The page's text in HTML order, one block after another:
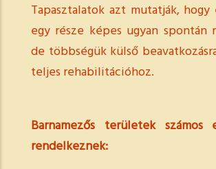
Tapasztalatok azt mutatják,
egy része képes ugyan spontán
de többségük külső
teljes rehabilitációhoz.
Barnamezős területek számos
rendelkeznek: